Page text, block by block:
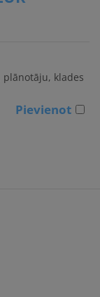
plānotāju, klades
Pievienot